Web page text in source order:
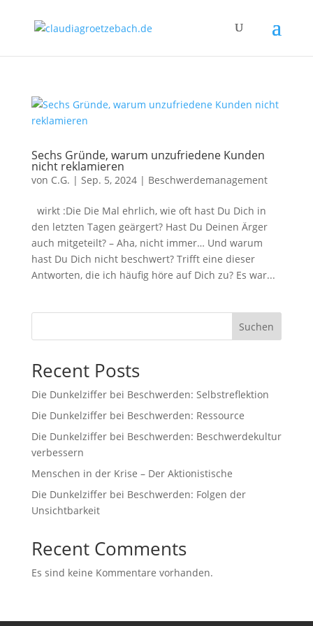
Sechs Gründe, warum unzufriedene Kunden
nicht reklamieren
von C.G. | Sep. 5, 2024| Beschwerdemanagement
wirkt :Die Die Mal ehrlich, wie oft hast Du Dich in
den letzten Tagen geärgert? Hast Du Deinen Ärger
auch mitgeteilt? – Aha, nicht immer… Und warum
hast Du Dich nicht beschwert? Trifft eine dieser
Antworten, die ich häufig höre auf Dich zu? Es war...
Suchen
Recent Posts
Die Dunkelziffer bei Beschwerden: Selbstreflektion
Die Dunkelziffer bei Beschwerden: Ressource
Die Dunkelziffer bei Beschwerden: Beschwerdekultur
verbessern
Menschen in der Krise – Der Aktionistische
Die Dunkelziffer bei Beschwerden: Folgen der
Unsichtbarkeit
Recent Comments
Es sind keine Kommentare vorhanden.